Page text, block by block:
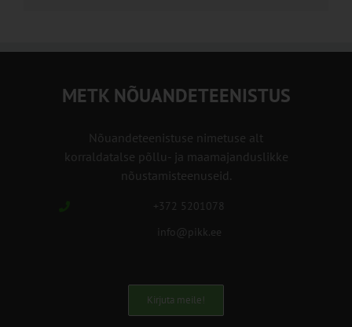
METK NÕUANDETEENISTUS
Nõuandeteenistuse nimetuse alt
korraldatalse põllu- ja maamajanduslikke
nõustamisteenuseid.
+372 5201078
info@pikk.ee
Kirjuta meile!